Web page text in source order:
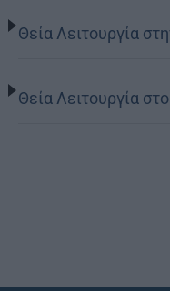
Θεία Λειτουργία
Θεία Λειτουργία